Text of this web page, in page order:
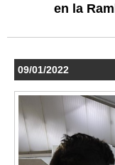
en la
09/01/2022